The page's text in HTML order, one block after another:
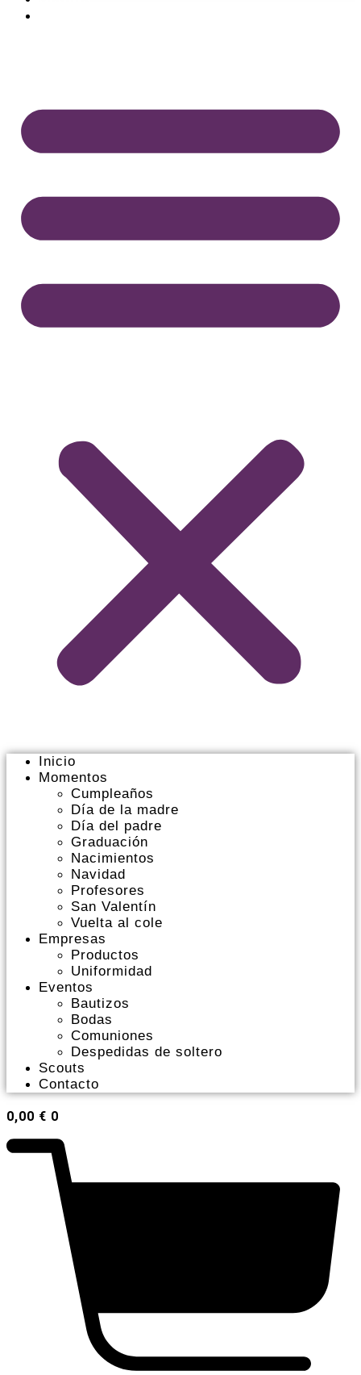
Inicio
Momentos
Cumpleaños
Día de la madre
Día del padre
Graduación
Nacimientos
Navidad
Profesores
San Valentín
Vuelta al cole
Empresas
Productos
Uniformidad
Eventos
Bautizos
Bodas
Comuniones
Despedidas de soltero
Scouts
Contacto
0,00 € 0